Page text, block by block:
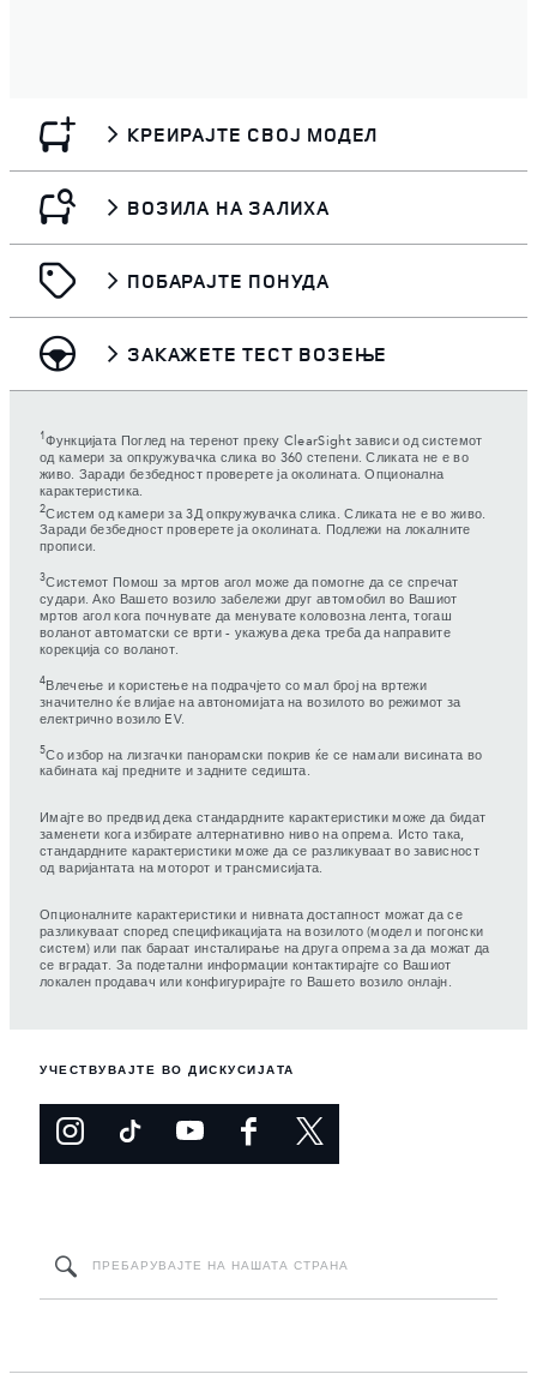
КРЕИРАЈТЕ СВОЈ МОДЕЛ
ВОЗИЛА НА ЗАЛИХА
ПОБАРАЈТЕ ПОНУДА
ЗАКАЖЕТЕ ТЕСТ ВОЗЕЊЕ
1 Функцијата Поглед на теренот преку ClearSight зависи од системот
од камери за опкружувачка слика во 360 степени. Сликата не е во
живо. Заради безбедност проверете ја околината. Опционална
карактеристика.
2Систем од камери за 3Д опкружувачка слика. Сликата не е во живо.
Заради безбедност проверете ја околината. Подлежи на локалните
прописи.
3Системот Помош за мртов агол може да помогне да се спречат
судари. Ако Вашето возило забележи друг автомобил во Вашиот
мртов агол кога почнувате да менувате коловозна лента, тогаш
воланот автоматски се врти - укажува дека треба да направите
корекција со воланот.
4 Влечење и користење на подрачјето со мал број на вртежи
значително ќе влијае на автономијата на возилото во режимот за
електрично возило EV.
5Со избор на лизгачки панорамски покрив ќе се намали висината во
кабината кај предните и задните седишта.
Имајте во предвид дека стандардните карактеристики може да бидат
заменети кога избирате алтернативно ниво на опрема. Исто така,
стандардните карактеристики може да се разликуваат во зависност
од варијантата на моторот и трансмисијата.
Опционалните карактеристики и нивната достапност можат да се
разликуваат според спецификацијата на возилото (модел и погонски
систем) или пак бараат инсталирање на друга опрема за да можат да
се вградат. За подетални информации контактирајте со Вашиот
локален продавач или конфигурирајте го Вашето возило онлајн.
УЧЕСТВУВАЈТЕ ВО ДИСКУСИЈАТА